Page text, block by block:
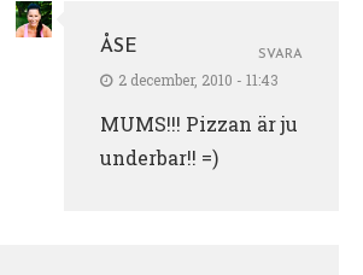
ÅSE
2 december, 2010 - 11:43
MUMS!!! Pizzan är ju
underbar!! =)
SVARA